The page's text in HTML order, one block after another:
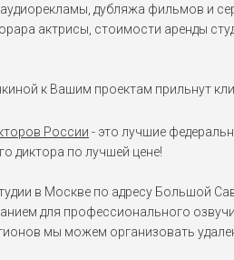
дубляжа фильмов и
актрисы, стоимости аренды
к Вашим проектам прильнут
России - это лучшие
диктора по лучшей цене!
в Москве по адресу Большой
для профессионального
мы можем организовать